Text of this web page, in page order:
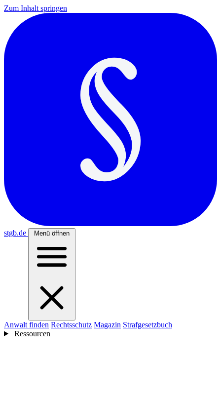
Zum Inhalt springen
stgb.de Menü öffnen
Anwalt finden Rechtsschutz Magazin Strafgesetzbuch
Ressourcen